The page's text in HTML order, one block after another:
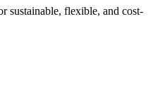
sustainable, flexible, and cost-